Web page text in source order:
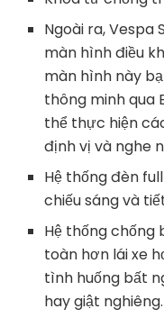
Ngoài ra, Vespa
màn hình điều
màn hình này
thông minh qua
thể thực hiện
định vị và nghe
Hệ thống đèn
chiếu sáng và
Hệ thống chống
toàn hơn lái xe
tình huống bất
hay giật nghiêng.